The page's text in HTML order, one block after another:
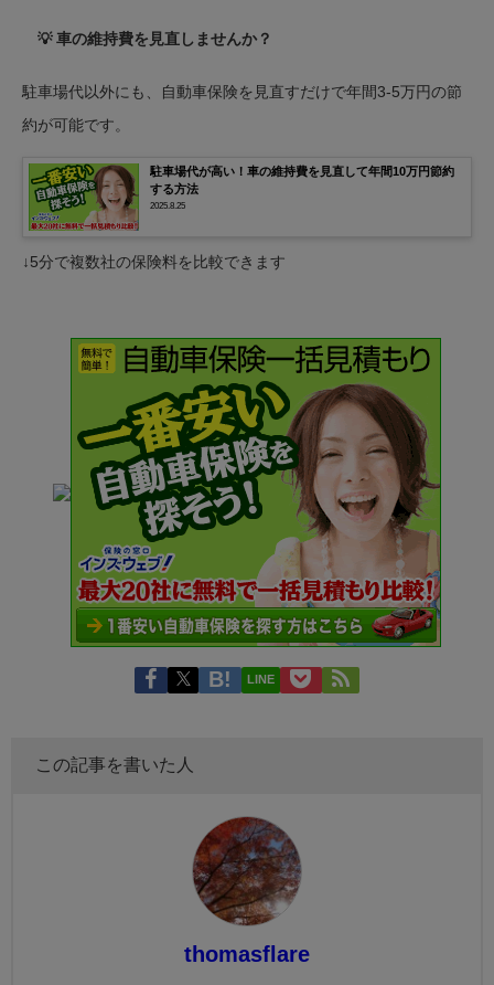
💡 車の維持費を見直しませんか？
駐車場代以外にも、自動車保険を見直すだけで年間3-5万円の節
約が可能です。
駐車場代が高い！車の維持費を見直して年間10万円節約
する方法
2025.8.25
↓5分で複数社の保険料を比較できます
LINE
この記事を書いた人
thomasflare